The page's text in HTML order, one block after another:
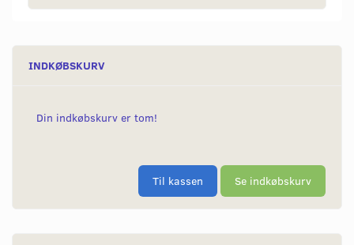
INDKØBSKURV
Din indkøbskurv er tom!
Til kassen Se indkøbskurv